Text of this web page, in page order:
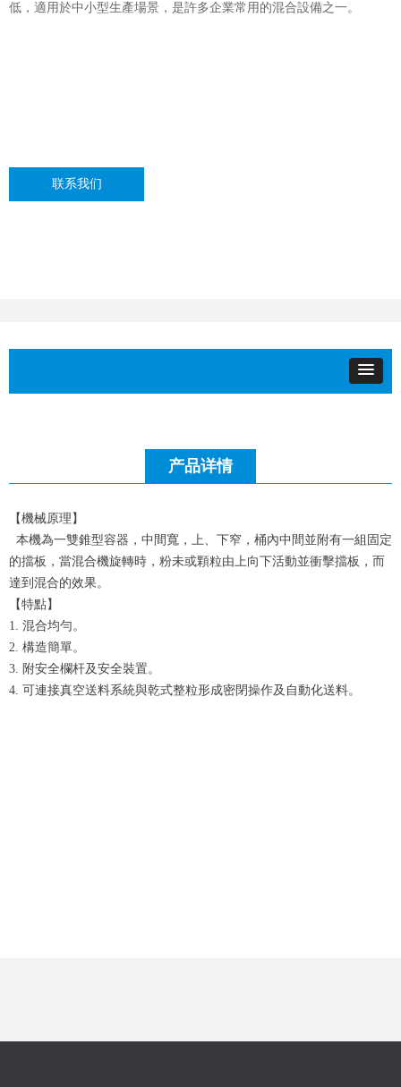
低，適用於中小型生產場景，是許多企業常用的混合設備之一。
联系我们
产品详情
【機械原理】
本機為一雙錐型容器，中間寬，上、下窄，桶內中間並附有一組固定
的擋板，當混合機旋轉時，粉未或顆粒由上向下活動並衝擊擋板，而
達到混合的效果。
【特點】
1. 混合均勻。
2. 構造簡單。
3. 附安全欄杆及安全裝置。
4. 可連接真空送料系統與乾式整粒形成密閉操作及自動化送料。